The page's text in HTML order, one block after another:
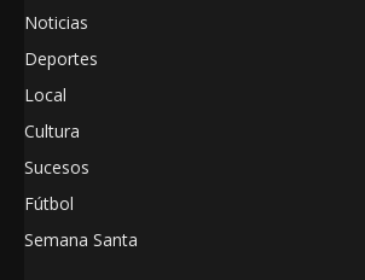
Noticias
Deportes
Local
Cultura
Sucesos
Fútbol
Semana Santa